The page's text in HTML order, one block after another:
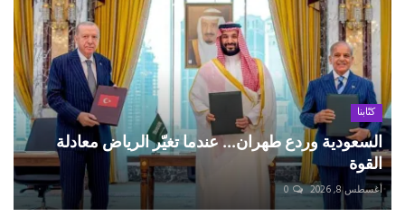
كتّابنا
السعودية وردع طهران... عندما تغيّر الرياض معادلة
القوة
أغسطس 8, 2026 0